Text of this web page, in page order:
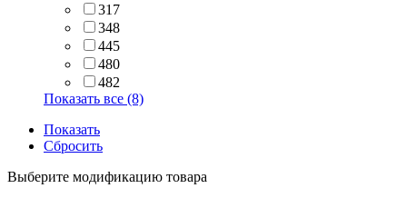
317
348
445
480
482
Показать все (8)
Показать
Сбросить
Выберите модификацию товара